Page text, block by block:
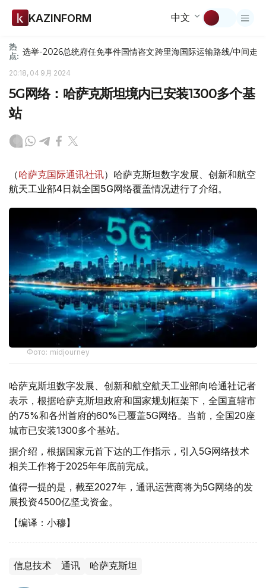
KAZINFORM 中文
热
点: 选举-2026总统府任免事件国情咨文跨里海国际运输路线/中间走廊
20:18, 04 9月 2024
5G网络：哈萨克斯坦境内已安装1300多个基
站
（哈萨克国际通讯社讯）哈萨克斯坦数字发展、创新和航空
航天工业部4日就全国5G网络覆盖情况进行了介绍。
Фото: midjourney
哈萨克斯坦数字发展、创新和航空航天工业部向哈通社记者
表示，根据哈萨克斯坦政府和国家规划框架下，全国直辖市
的75%和各州首府的60%已覆盖5G网络。当前，全国20座
城市已安装1300多个基站。
据介绍，根据国家元首下达的工作指示，引入5G网络技术
相关工作将于2025年年底前完成。
值得一提的是，截至2027年，通讯运营商将为5G网络的发
展投资4500亿坚戈资金。
【编译：小穆】
信息技术 通讯 哈萨克斯坦